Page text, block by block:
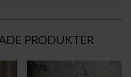
PRODUKTER